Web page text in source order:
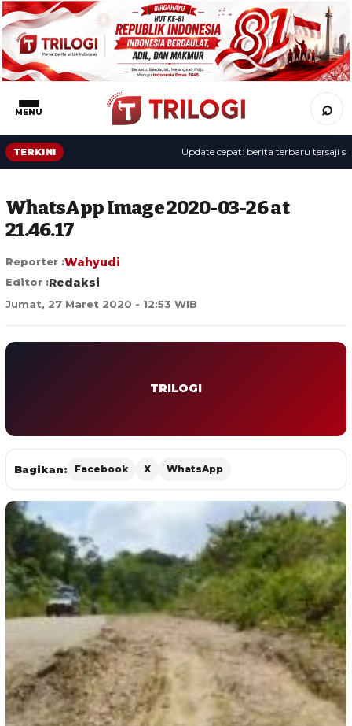
MENU ⌕
TERKINI Update cepat: berita terbaru tersaji
WhatsApp Image 2020-03-26 at
21.46.17
Reporter :Wahyudi
Editor :Redaksi
Jumat, 27 Maret 2020 - 12:53 WIB
TRILOGI
Bagikan: Facebook X WhatsApp